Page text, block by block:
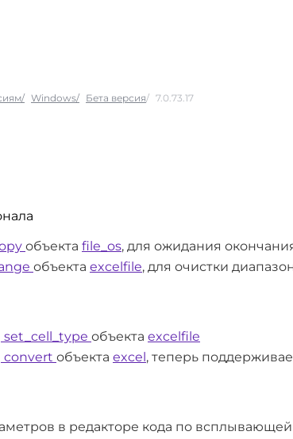
Windows Бета версия 7.0.73.17
объекта file_os, для ожидания
объекта excelfile, для очистки
set_cell_type объекта excelfile
convert объекта excel, теперь
в редакторе кода по всплывающей